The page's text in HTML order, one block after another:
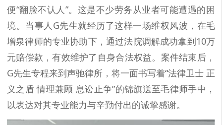
便“翻脸不认人”。这是不少劳务从业者可能遭遇的困
境。当事人G先生就经历了这样一场维权风波，在毛
增泉律师的专业协助下，通过法院调解成功拿到10万
元赔偿款，有效维护了自身合法权益。案件结束后，
G先生专程来到声驰律所，将一面书写着“法律卫士 正
义之盾 情理兼顾 息讼止争”的锦旗送至毛律师手中，
以表达对其专业能力与辛勤付出的诚挚感谢。